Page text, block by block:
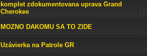
komplet zdokumentovana uprava Grand
Cherokee
MOZNO DAKOMU SA TO ZIDE
Uzávierka na Patrole GR